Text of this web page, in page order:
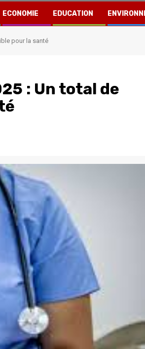
ECONOMIE EDUCATION
pour la santé
: Un total de